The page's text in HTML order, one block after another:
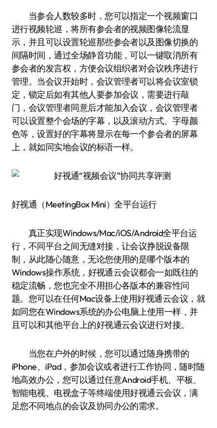
当参会人数较多时，您可以指定一个视频窗口
进行视频轮巡，将所有参会者的视频图像轮流显
示，并且可以设置轮巡那些参会者以及图像切换的
间隔时间，通过全场静音功能，可以一键取消所有
参会者的发言权，方便会议组织者对会议秩序进行
管理。当会议开始时，会议管理者可以将会议室锁
定，锁定后如有其他人要参加会议，需要进行敲
门，会议管理者同意后才能加入会议，会议管理者
可以设置整个会场的字幕，以及滚动方式、字母颜
色等，设置好的字幕将显示在每一个参会者的屏幕
上，就如同实地会议的标语一样。
好视通（MeetingBox Mini）全平台运行
真正实现Windows/Mac/iOS/Android全平台运
行，不同平台之间无缝对接，让会议挣脱设备限
制，从此随心随意，无论您使用的是哪个版本的
Windows操作系统，好视通云会议都会一如既往的
稳定流畅，您也完全不用担心各版本的兼容性问
题。您可以在任何Mac设备上使用好视通云会议，就
如同您在Windows系统的办公电脑上使用一样，并
且可以和其他平台上的好视通云会议进行对接。
当您在户外的时候，您可以通过随身携带的
iPhone、iPad，参加会议或者进行工作协同，随时随
地高效办公，您可以通过任意Android手机、平板、
智能电视、电视盒子等终端使用好视通云会议，满
足您不同地点的会议及协同办公的需求。